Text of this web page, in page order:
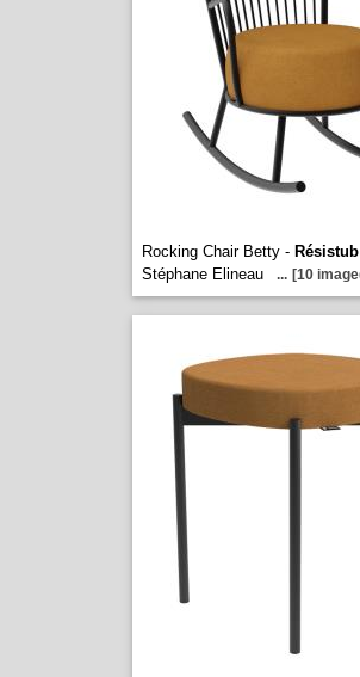
Rocking Chair Betty - Résistub
Stéphane Elineau
... [10